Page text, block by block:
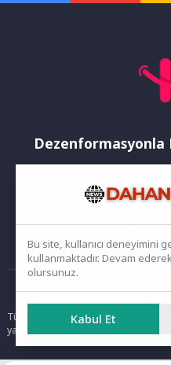
Dezenformasyonla
Yayınlanan haberler
rağmen bazı içeriklerde
bilgiler bulunabilir.Yanlış
haberleri aşağıdaki iletişim
Ana
Tüm hakları saklıdır. Sitede yer
yayımlanamaz ve kullanılamaz.
Bu site, kullanıcı deneyimini
kullanmaktadır. Devam
olursunuz.
Kabul Et